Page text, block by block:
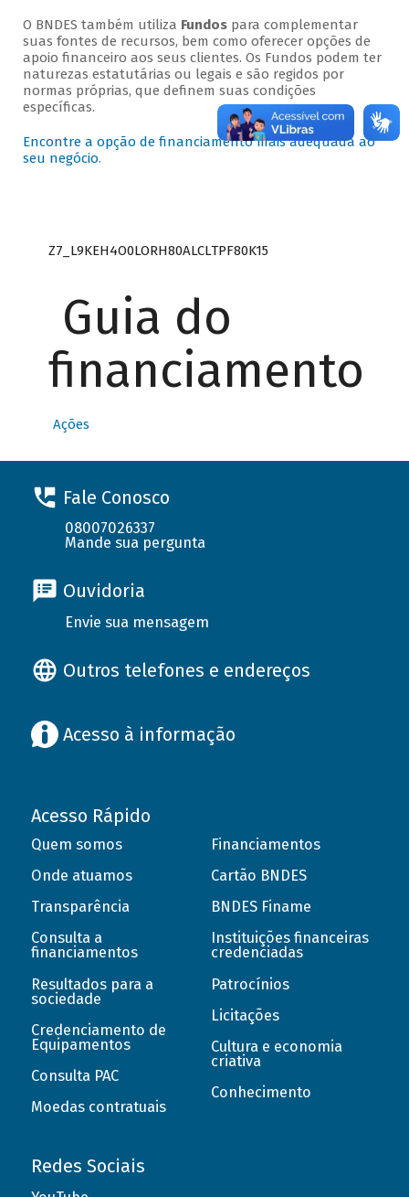
O BNDES também utiliza Fundospara complementar
suas fontes de recursos, bem como oferecer opções de
apoio financeiro aos seus clientes. Os Fundos podem ter
naturezas estatutárias ou legais e são regidos por
normas próprias, que definem suas condições
específicas.
Encontre a opção de financiamento mais adequada ao
seu negócio.
Z7_L9KEH4O0LORH80ALCLTPF80K15
Guia do
financiamento
Ações
Fale Conosco
08007026337
Mande sua pergunta
Ouvidoria
Envie sua mensagem
Outros telefones e endereços
Acesso à informação
Acesso Rápido
Quem somos
Onde atuamos
Transparência
Consulta a
financiamentos
Resultados para a
sociedade
Credenciamento de
Equipamentos
Consulta PAC
Moedas contratuais
Financiamentos
Cartão BNDES
BNDES Finame
Instituições financeiras
credenciadas
Patrocínios
Licitações
Cultura e economia
criativa
Conhecimento
Redes Sociais